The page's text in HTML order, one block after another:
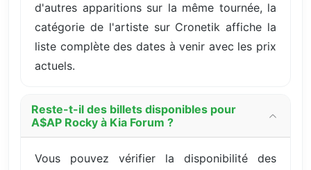
d'autres apparitions sur la même tournée, la
catégorie de l'artiste sur Cronetik affiche la
liste complète des dates à venir avec les prix
actuels.
Reste-t-il des billets disponibles pour
A$AP Rocky à Kia Forum ?
Vous pouvez vérifier la disponibilité des